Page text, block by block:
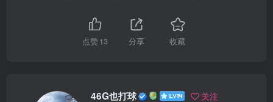
点赞13 分享 收藏
46G也打球 关注